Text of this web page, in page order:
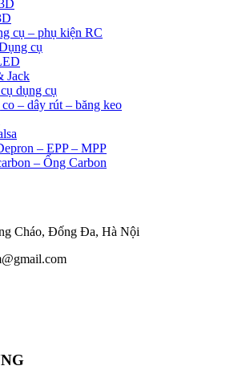
cụ – phụ kiện RC
cụ
Jack
dụng cụ
– dây rút – băng keo
– EPP – MPP
– Ống Carbon
Cháo, Đống Đa, Hà Nội